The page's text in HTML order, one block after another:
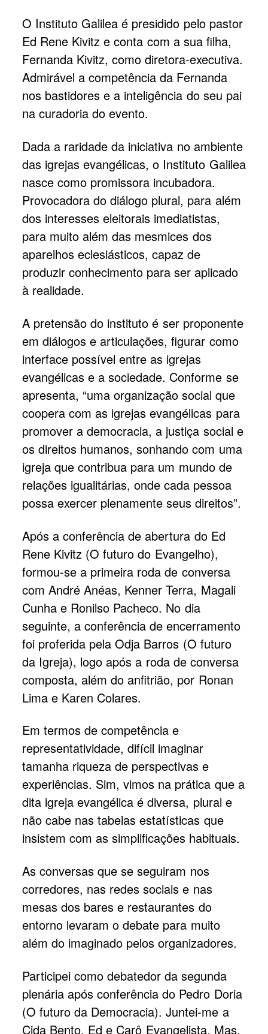
O Instituto Galilea é presidido pelo pastor
Ed Rene Kivitz e conta com a sua filha,
Fernanda Kivitz, como diretora-executiva.
Admirável a competência da Fernanda
nos bastidores e a inteligência do seu pai
na curadoria do evento.
Dada a raridade da iniciativa no ambiente
das igrejas evangélicas, o Instituto Galilea
nasce como promissora incubadora.
Provocadora do diálogo plural, para além
dos interesses eleitorais imediatistas,
para muito além das mesmices dos
aparelhos eclesiásticos, capaz de
produzir conhecimento para ser aplicado
à realidade.
A pretensão do instituto é ser proponente
em diálogos e articulações, figurar como
interface possível entre as igrejas
evangélicas e a sociedade. Conforme se
apresenta, “uma organização social que
coopera com as igrejas evangélicas para
promover a democracia, a justiça social e
os direitos humanos, sonhando com uma
igreja que contribua para um mundo de
relações igualitárias, onde cada pessoa
possa exercer plenamente seus direitos”.
Após a conferência de abertura do Ed
Rene Kivitz (O futuro do Evangelho),
formou-se a primeira roda de conversa
com André Anéas, Kenner Terra, Magali
Cunha e Ronilso Pacheco. No dia
seguinte, a conferência de encerramento
foi proferida pela Odja Barros (O futuro
da Igreja), logo após a roda de conversa
composta, além do anfitrião, por Ronan
Lima e Karen Colares.
Em termos de competência e
representatividade, difícil imaginar
tamanha riqueza de perspectivas e
experiências. Sim, vimos na prática que a
dita igreja evangélica é diversa, plural e
não cabe nas tabelas estatísticas que
insistem com as simplificações habituais.
As conversas que se seguiram nos
corredores, nas redes sociais e nas
mesas dos bares e restaurantes do
entorno levaram o debate para muito
além do imaginado pelos organizadores.
Participei como debatedor da segunda
plenária após conferência do Pedro Doria
(O futuro da Democracia). Juntei-me a
Cida Bento, Ed e Carô Evangelista. Mas,